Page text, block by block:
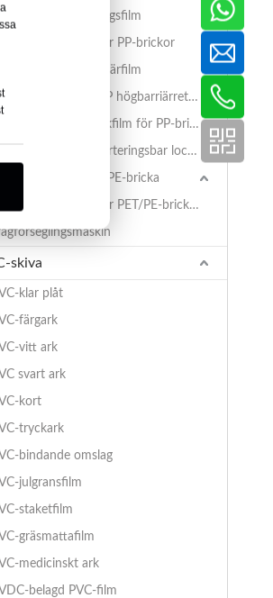
BOPET/CPP-tätningsfilm
PET/PE-lockfilm för PP-brickor
EVOH/PP högbarriärfilm
AlOx PET/PA/RCPP högbarriärretortfilm för PP-tråg
Belagd BOPET-lockfilm för PP-brickor
PET/PA/RCPP retorteringsbar lockfilm för PP-brickor
för PET/PE-bricka
PET/PE-lockfilm för PET/PE-brickor
skiva
klar plåt
färgark
vitt ark
svart ark
kort
tryckark
bindande omslag
julgransfilm
staketfilm
gräsmattafilm
medicinskt ark
belagd PVC-film